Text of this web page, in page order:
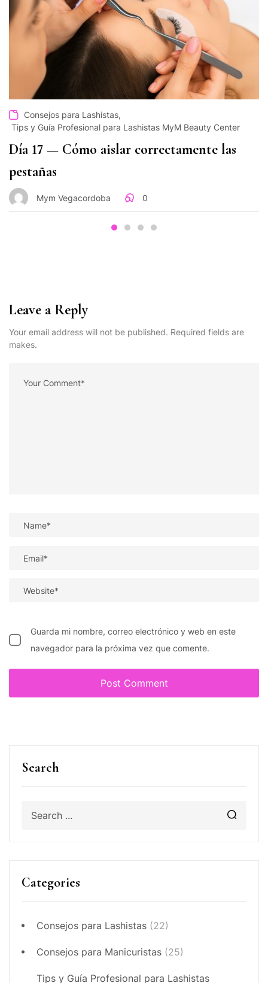
Search
Categories
Consejos para Lashistas (22)
Consejos para Manicuristas (25)
Tips y Guía Profesional para Lashistas
Consejos para Lashistas,
Tips y Guía Profesional para Lashistas MyM Beauty Center
Día 17 — Cómo aislar correctamente las
pestañas
Mym Vegacordoba 0
Leave a Reply
Your email address will not be published. Required fields are
makes.
Guarda mi nombre, correo electrónico y web en este
navegador para la próxima vez que comente.